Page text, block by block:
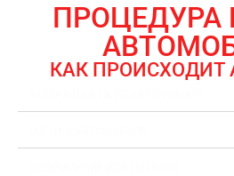
ПРОЦЕДУРА
КАК ПРОИСХОДИТ